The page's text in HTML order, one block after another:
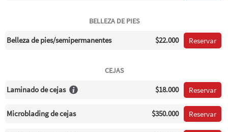
BELLEZA DE PIES
Belleza de pies/semipermanentes $22.000 Reservar
CEJAS
Laminado de cejas $18.000 Reservar
Microblading de cejas $350.000 Reservar